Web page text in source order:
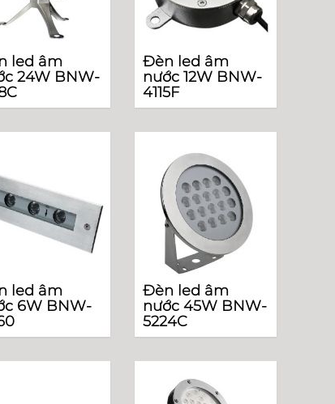
led âm
24W BNW-
Đèn led âm
nước 12W BNW-
4115F
led âm
6W BNW-
Đèn led âm
nước 45W BNW-
5224C